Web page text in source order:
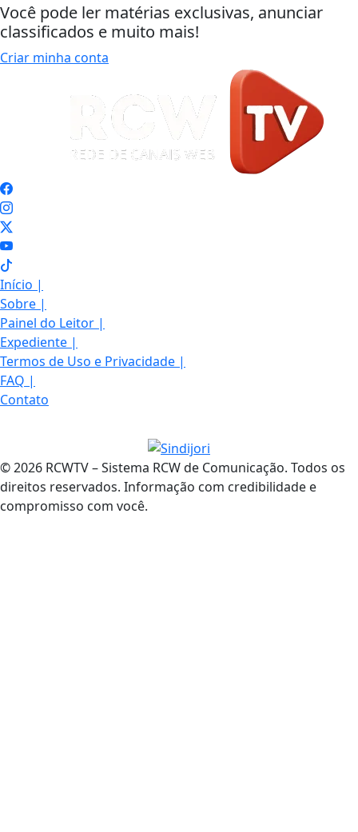
Você pode ler matérias exclusivas, anunciar
classificados e muito mais!
Criar minha conta
Início |
Sobre |
Painel do Leitor |
Expediente |
Termos de Uso e Privacidade |
FAQ |
Contato
© 2026 RCWTV – Sistema RCW de Comunicação. Todos os
direitos reservados. Informação com credibilidade e
compromisso com você.